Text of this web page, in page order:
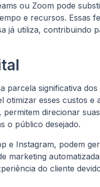
ou Zoom pode
e recursos. Essas
já utiliza, contribuindo
parcela significativa dos
esses custos e
direcionar
o público desejado.
e Instagram, podem
marketing
do cliente